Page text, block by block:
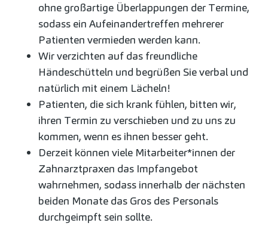
ohne großartige Überlappungen der Termine,
sodass ein Aufeinandertreffen mehrerer
Patienten vermieden werden kann.
Wir verzichten auf das freundliche
Händeschütteln und begrüßen Sie verbal und
natürlich mit einem Lächeln!
Patienten, die sich krank fühlen, bitten wir,
ihren Termin zu verschieben und zu uns zu
kommen, wenn es ihnen besser geht.
Derzeit können viele Mitarbeiter*innen der
Zahnarztpraxen das Impfangebot
wahrnehmen, sodass innerhalb der nächsten
beiden Monate das Gros des Personals
durchgeimpft sein sollte.